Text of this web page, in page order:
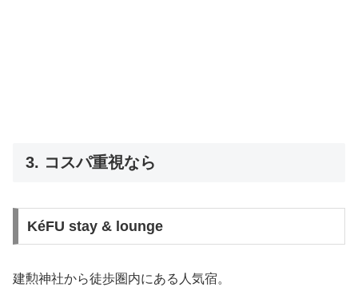
3. コスパ重視なら
KéFU stay & lounge
建勲神社から徒歩圏内にある人気宿。